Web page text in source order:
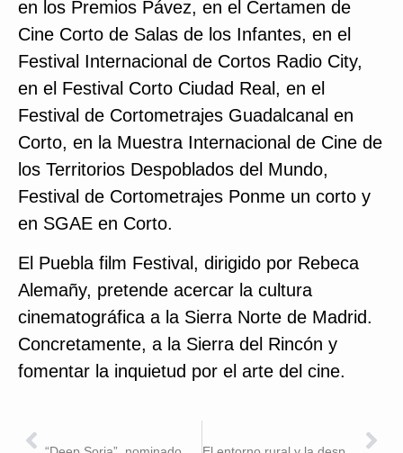
en los Premios Pávez, en el Certamen de
Cine Corto de Salas de los Infantes, en el
Festival Internacional de Cortos Radio City,
en el Festival Corto Ciudad Real, en el
Festival de Cortometrajes Guadalcanal en
Corto, en la Muestra Internacional de Cine de
los Territorios Despoblados del Mundo,
Festival de Cortometrajes Ponme un corto y
en SGAE en Corto.
El Puebla film Festival, dirigido por Rebeca
Alemañy, pretende acercar la cultura
cinematográfica a la Sierra Norte de Madrid.
Concretamente, a la Sierra del Rincón y
fomentar la inquietud por el arte del cine.